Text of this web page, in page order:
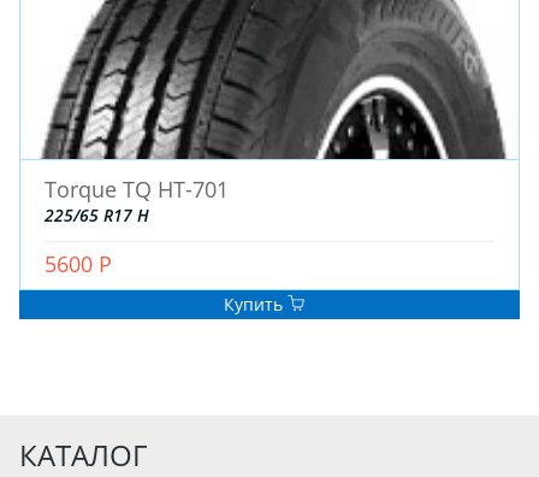
Torque TQ HT-701
225/65 R17 H
5600 Р
Купить
КАТАЛОГ